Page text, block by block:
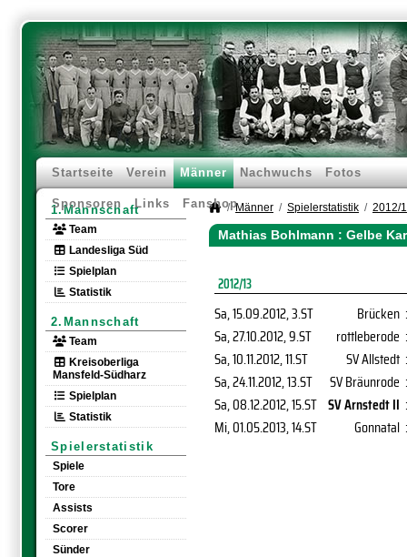
Startseite Verein Männer Nachwuchs Fotos
Sponsoren Links Fanshop
1.Mannschaft
Team
Landesliga Süd
Spielplan
Statistik
2.Mannschaft
Team
Kreisoberliga
Mansfeld-Südharz
Spielplan
Statistik
Spielerstatistik
Spiele
Tore
Assists
Scorer
Sünder
Männer Spielerstatistik 2012/
Mathias Bohlmann : Gelbe
2012/13
Sa, 15.09.2012, 3.ST Brücken :
Sa, 27.10.2012, 9.ST rottleberode :
Sa, 10.11.2012, 11.ST SV Allstedt :
Sa, 24.11.2012, 13.ST SV Bräunrode :
Sa, 08.12.2012, 15.ST SV Arnstedt II :
Mi, 01.05.2013, 14.ST Gonnatal :